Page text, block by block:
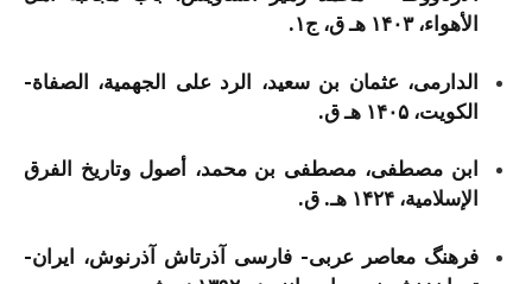
الأهواء، ۱۴۰۳ هـ ق، ج۱.
الدارمی، عثمان بن سعید، الرد علی الجهمیة، الصفاة-
الكويت، ۱۴۰۵ هـ ق.
ابن مصطفی، مصطفی بن محمد، أصول وتاریخ الفرق
الإسلامیة، ۱۴۲۴ هـ. ق.
فرهنگ معاصر عربی- فارسی آذرتاش آذرنوش، ايران-